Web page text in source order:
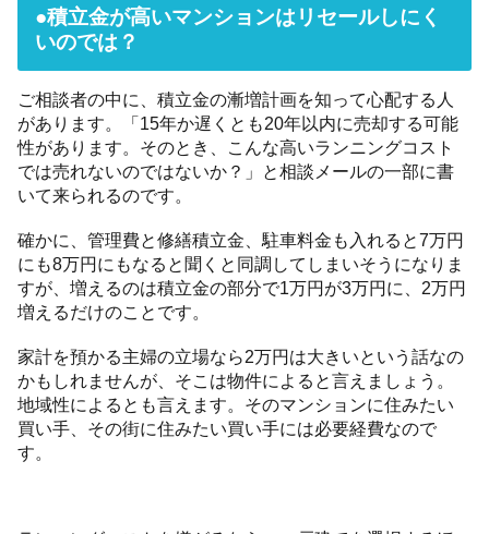
●積立金が高いマンションはリセールしにく
いのでは？
ご相談者の中に、積立金の漸増計画を知って心配する人
があります。「15年か遅くとも20年以内に売却する可能
性があります。そのとき、こんな高いランニングコスト
では売れないのではないか？」と相談メールの一部に書
いて来られるのです。
確かに、管理費と修繕積立金、駐車料金も入れると7万円
にも8万円にもなると聞くと同調してしまいそうになりま
すが、増えるのは積立金の部分で1万円が3万円に、2万円
増えるだけのことです。
家計を預かる主婦の立場なら2万円は大きいという話なの
かもしれませんが、そこは物件によると言えましょう。
地域性によるとも言えます。そのマンションに住みたい
買い手、その街に住みたい買い手には必要経費なので
す。